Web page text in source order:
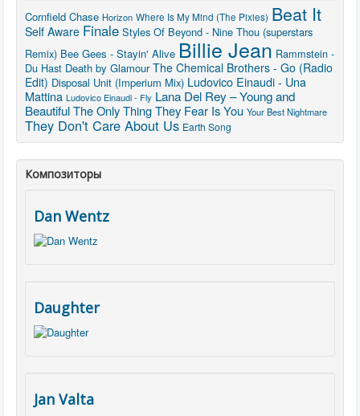
Cornfield Chase Horizon Where Is My Mind (The Pixies) Beat It
Self Aware Finale Styles Of Beyond - Nine Thou (superstars
Remix) Bee Gees - Stayin' Alive Billie Jean Rammstein -
Du Hast Death by Glamour The Chemical Brothers - Go (Radio
Edit) Disposal Unit (Imperium Mix) Ludovico Einaudi - Una
Mattina Ludovico Einaudi - Fly Lana Del Rey – Young and
BeautifulThe Only Thing They Fear Is You Your Best Nightmare
They Don't Care About Us Earth Song
Композиторы
Dan Wentz
Daughter
Jan Valta